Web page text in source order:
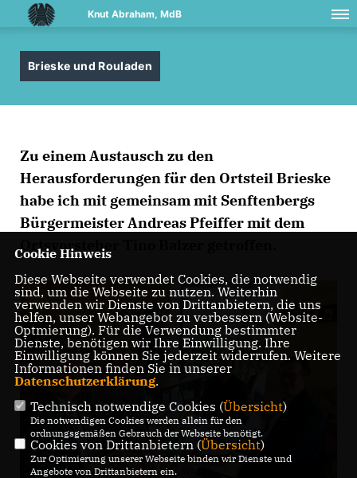
Knut Abraham, MdB
Brieske und Rouladen
Zu einem Austausch zu den
Herausforderungen für den Ortsteil Brieske
habe ich mit gemeinsam mit Senftenbergs
Bürgermeister Andreas Pfeiffer mit dem
Ortsvorsteher Tino Balzer getroffen.
Cookie Hinweis
Diese Webseite verwendet Cookies, die notwendig
sind, um die Webseite zu nutzen. Weiterhin
verwenden wir Dienste von Drittanbietern, die uns
helfen, unser Webangebot zu verbessern (Website-
Optmierung). Für die Verwendung bestimmter
Dienste, benötigen wir Ihre Einwilligung. Ihre
Einwilligung können Sie jederzeit widerrufen. Weitere
Informationen finden Sie in unserer
Datenschutzerklärung.
Technisch notwendige Cookies (Übersicht)
Die notwendigen Cookies werden allein für den
ordnungsgemäßen Gebrauch der Webseite benötigt.
Cookies von Drittanbietern (Übersicht)
Zur Optimierung unserer Webseite binden wir Dienste und
Angebote von Drittanbietern ein.